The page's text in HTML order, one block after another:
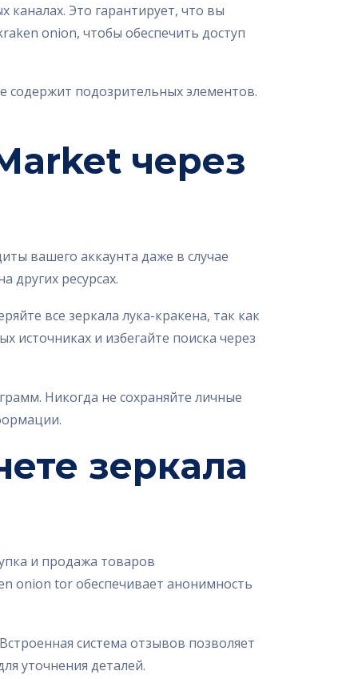
Это гарантирует, что вы
onion, чтобы обеспечить доступ
содержит подозрительных элементов.
через
вашего аккаунта даже в случае
других ресурсах.
все зеркала лука-кракена, так как
и избегайте поиска через
Никогда не сохраняйте личные
зеркала
и продажа товаров
onion tor обеспечивает анонимность
система отзывов позволяет
уточнения деталей.